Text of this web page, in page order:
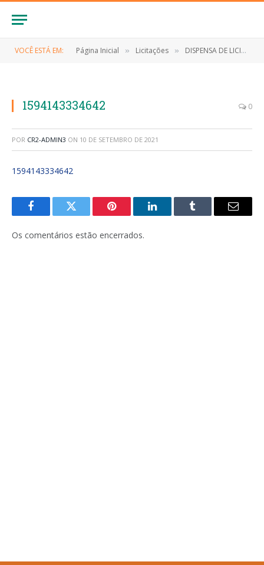
VOCÊ ESTÁ EM: Página Inicial » Licitações » DISPENSA DE LICITAÇÃO Nº 009/2020 (Contratação de empresa para serviços de manutenção e suporte técnico online e presencial do sistema de gestão escolar livre (I-Educar) e módulos adicionados bem como, Diário Eletrônico, Portal dos Pais e Aluno, Aplicativo do Diário Online e Off-line)
1594143334642 0
POR CR2-ADMIN3 ON 10 DE SETEMBRO DE 2021
1594143334642
FacebookTwitter Pinterest LinkedInTumblr
E-
Os comentários estão encerrados.